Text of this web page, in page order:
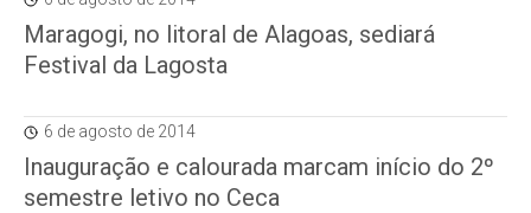
Maragogi, no litoral de Alagoas, sediará
Festival da Lagosta
6 de agosto de 2014
Inauguração e calourada marcam início do 2º
semestre letivo no Ceca